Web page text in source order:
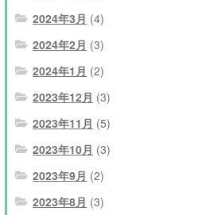
2024年3月 (4)
2024年2月 (3)
2024年1月 (2)
2023年12月 (3)
2023年11月 (5)
2023年10月 (3)
2023年9月 (2)
2023年8月 (3)